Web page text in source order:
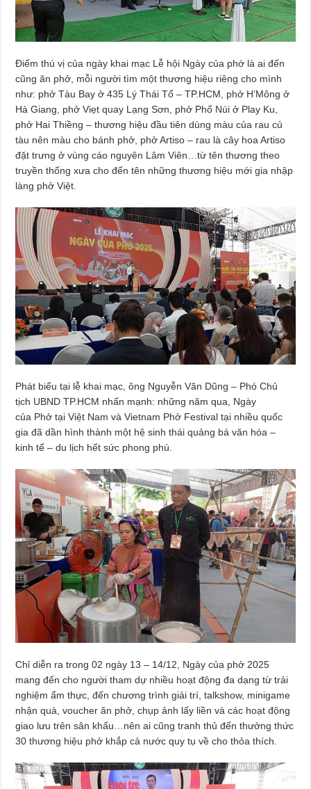
Điểm thú vị của ngày khai mạc Lễ hội Ngày của phớ là ai đến
cũng ăn phở, mỗi người tìm một thương hiệu riêng cho mình
như: phở Tàu Bay ở 435 Lý Thái Tổ – TP.HCM, phở H’Mông ở
Hà Giang, phở Viẹt quay Lạng Sơn, phở Phố Núi ở Play Ku,
phở Hai Thiềng – thương hiệu đầu tiên dùng màu của rau củ
tàu nên màu cho bánh phở, phở Artiso – rau là cây hoa Artiso
đặt trưng ở vùng cáo nguyên Lâm Viên…từ tên thương theo
truyền thống xưa cho đến tên những thương hiệu mới gia nhập
làng phở Việt.
Phát biểu tại lễ khai mạc, ông Nguyễn Văn Dũng – Phó Chủ
tịch UBND TP.HCM nhấn mạnh: những năm qua, Ngày
của Phở tại Việt Nam và Vietnam Phở Festival tại nhiều quốc
gia đã dần hình thành một hệ sinh thái quảng bá văn hóa –
kinh tế – du lịch hết sức phong phú.
Chỉ diễn ra trong 02 ngày 13 – 14/12, Ngày của phở 2025
mang đến cho người tham dự nhiều hoạt động đa dạng từ trải
nghiệm ẩm thực, đến chương trình giải trí, talkshow, minigame
nhận quà, voucher ăn phở, chụp ảnh lấy liền và các hoạt động
giao lưu trên sân khấu…nên ai cũng tranh thủ đến thưởng thức
30 thương hiệu phở khắp cả nước quy tụ về cho thỏa thích.